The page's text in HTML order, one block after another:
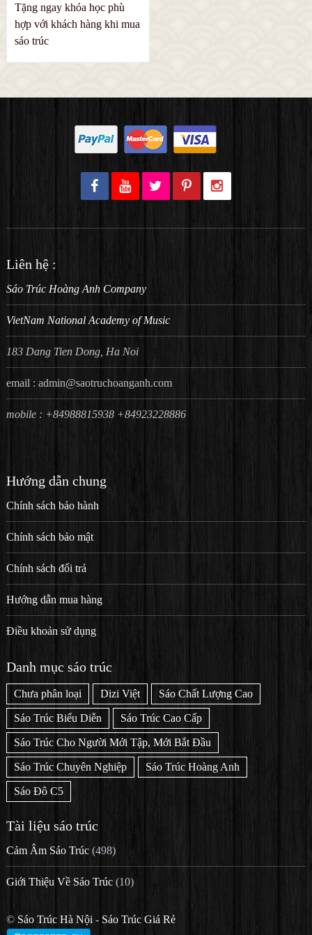
Tặng ngay khóa học phù
hợp với khách hàng khi mua
sáo trúc
Liên hệ :
Sáo Trúc Hoàng Anh Company
VietNam National Academy of Music
183 Dang Tien Dong, Ha Noi
email : admin@saotruchoanganh.com
mobile : +84988815938 +84923228886
Hướng dẫn chung
Chính sách bảo hành
Chính sách bảo mật
Chính sách đổi trả
Hướng dẫn mua hàng
Điều khoản sử dụng
Danh mục sáo trúc
Chưa phân loại Dizi Việt Sáo Chất Lượng Cao
Sáo Trúc Biểu Diễn Sáo Trúc Cao Cấp
Sáo Trúc Cho Người Mới Tập, Mới Bắt Đầu
Sáo Trúc Chuyên Nghiệp Sáo Trúc Hoàng Anh
Sáo Đô C5
Tài liệu sáo trúc
Cảm Âm Sáo Trúc(498)
Giới Thiệu Về Sáo Trúc(10)
© Sáo Trúc Hà Nội - Sáo Trúc Giá Rẻ